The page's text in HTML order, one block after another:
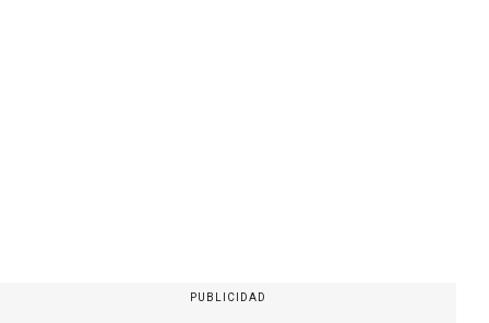
PUBLICIDAD